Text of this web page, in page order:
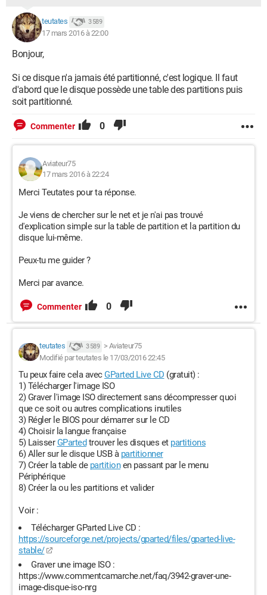
teutates 3 589
17 mars 2016 à 22:00
Bonjour,
Si ce disque n'a jamais été partitionné, c'est logique. Il faut
d'abord que le disque possède une table des partitions puis
soit partitionné.
Commenter 0
Aviateur75
17 mars 2016 à 22:24
Merci Teutates pour ta réponse.
Je viens de chercher sur le net et je n'ai pas trouvé
d'explication simple sur la table de partition et la partition du
disque lui-même.
Peux-tu me guider ?
Merci par avance.
Commenter 0
teutates 3 589 > Aviateur75
Modifié par teutates le 17/03/2016 22:45
Tu peux faire cela avec GParted Live CD (gratuit) :
1) Télécharger l'image ISO
2) Graver l'image ISO directement sans décompresser quoi
que ce soit ou autres complications inutiles
3) Régler le BIOS pour démarrer sur le CD
4) Choisir la langue française
5) Laisser GPartedtrouver les disques et partitions
6) Aller sur le disque USB à partitionner
7) Créer la table de partitionen passant par le menu
Périphérique
8) Créer la ou les partitions et valider
Voir :
Télécharger GParted Live CD :
https://sourceforge.net/projects/gparted/files/gparted-live-
stable/
Graver une image ISO :
https://www.commentcamarche.net/faq/3942-graver-une-
image-disque-iso-nrg